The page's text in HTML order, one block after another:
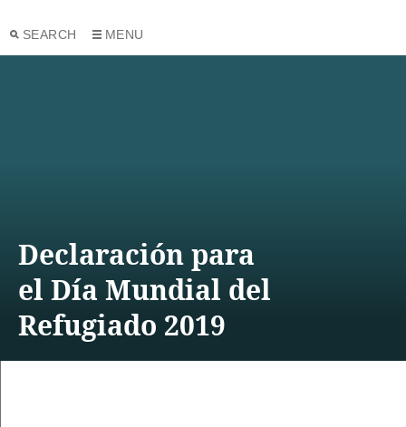
SEARCH MENU
Declaración para
el Día Mundial del
Refugiado 2019